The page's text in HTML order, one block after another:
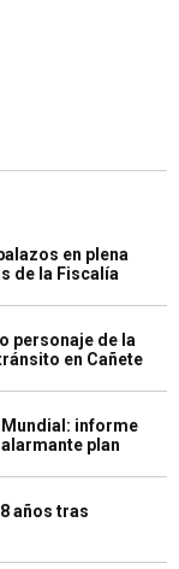
en plena
de la Fiscalía
personaje de la
en Cañete
Mundial: informe
plan
años tras